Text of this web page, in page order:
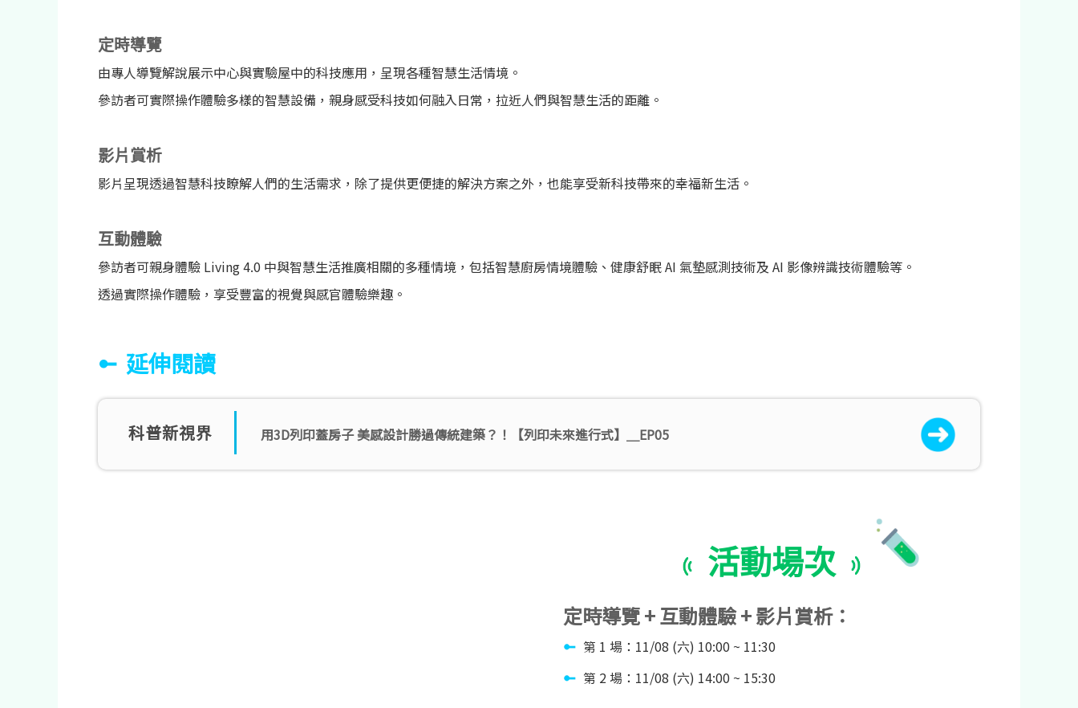
定時導覽
由專人導覽解說展示中心與實驗屋中的科技應用，呈現各種智慧生活情境。
參訪者可實際操作體驗多樣的智慧設備，親身感受科技如何融入日常，拉近人們與智慧生活的距離。
影片賞析
影片呈現透過智慧科技瞭解人們的生活需求，除了提供更便捷的解決方案之外，也能享受新科技帶來的幸福新生活。
互動體驗
參訪者可親身體驗 Living 4.0 中與智慧生活推廣相關的多種情境，包括智慧廚房情境體驗、健康舒眠 AI 氣墊感測技術及 AI 影像辨識技術體驗等。
透過實際操作體驗，享受豐富的視覺與感官體驗樂趣。
延伸閱讀
科普新視界 用3D列印蓋房子 美感設計勝過傳統建築？！【列印未來進行式】＿EP05
活動場次
定時導覽 + 互動體驗 + 影片賞析：
第 1 場：11/08 (六) 10:00 ~ 11:30
第 2 場：11/08 (六) 14:00 ~ 15:30